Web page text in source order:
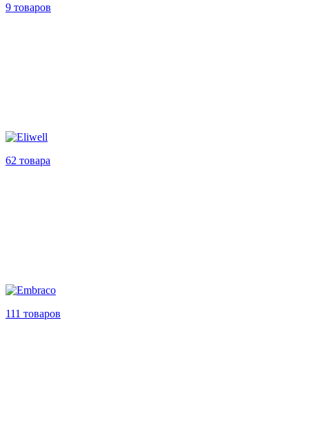
9 товаров
62 товара
111 товаров